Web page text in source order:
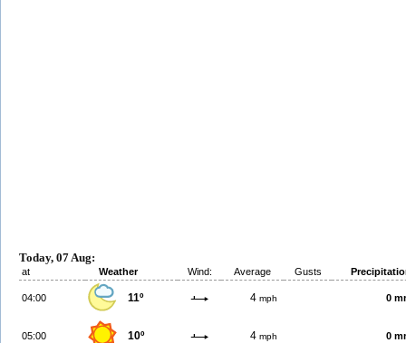
Today, 07 Aug:
at Weather Wind: Average Gusts
04:00 11º 4 mph 0
05:00 10º 4 mph 0